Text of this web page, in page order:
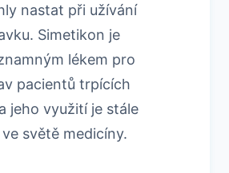
nastat při užívání
Simetikon je
lékem pro
pacientů trpících
jeho využití je stále
světě medicíny.